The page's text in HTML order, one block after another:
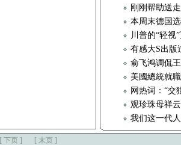
刚刚帮助送
本周末德国
川普的“轻视
有感大S出版
俞飞鸿调侃
美國總統就
网热词：“交
观珍珠母祥
我们这一代
[ 下页 ]
[ 末页 ]